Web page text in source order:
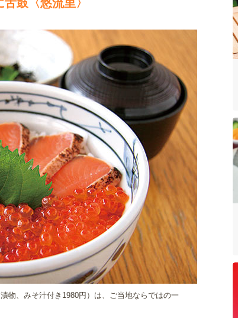
鼓〈悠流里〉
物、みそ汁付き1980円）は、ご当地ならではの一